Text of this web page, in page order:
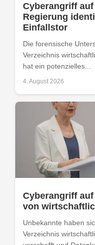
Cyberangriff
Regierung
Einfallstor
Die forensische
Verzeichnis
hat ein potenzielles...
4. August 2026
Cyberangriff
von
Unbekannte haben
Verzeichnis